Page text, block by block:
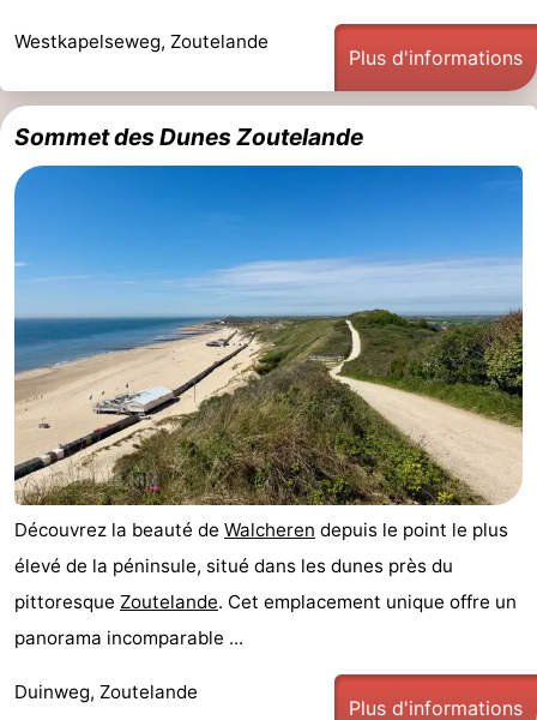
De
Zandput
-
Duinzicht
-
Joossesweg
-
Kustlicht
-
Valkenisse
Zee,
Bos
en
Duin
Hôtels
Last
minutes
Plages
Voir
et
Lieux
Musées
-
Westkapelseweg, Zoutelande
Plus d'informations
Sommet des Dunes Zoutelande
Découvrez la beauté de Walcheren depuis le point le plus
élevé de la péninsule, situé dans les dunes près du
pittoresque Zoutelande. Cet emplacement unique offre un
panorama incomparable ...
Duinweg, Zoutelande
Plus d'informations